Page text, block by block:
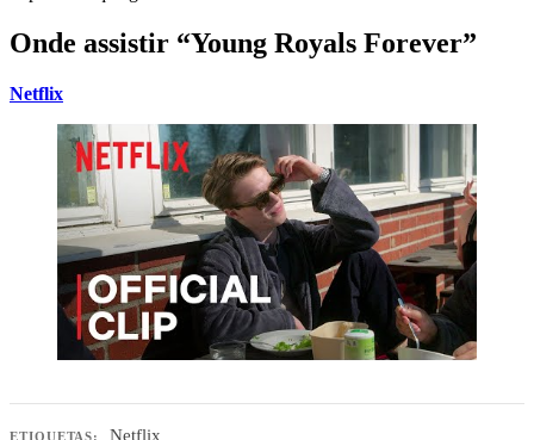
Onde assistir “Young Royals Forever”
Netflix
ETIQUETAS: Netflix